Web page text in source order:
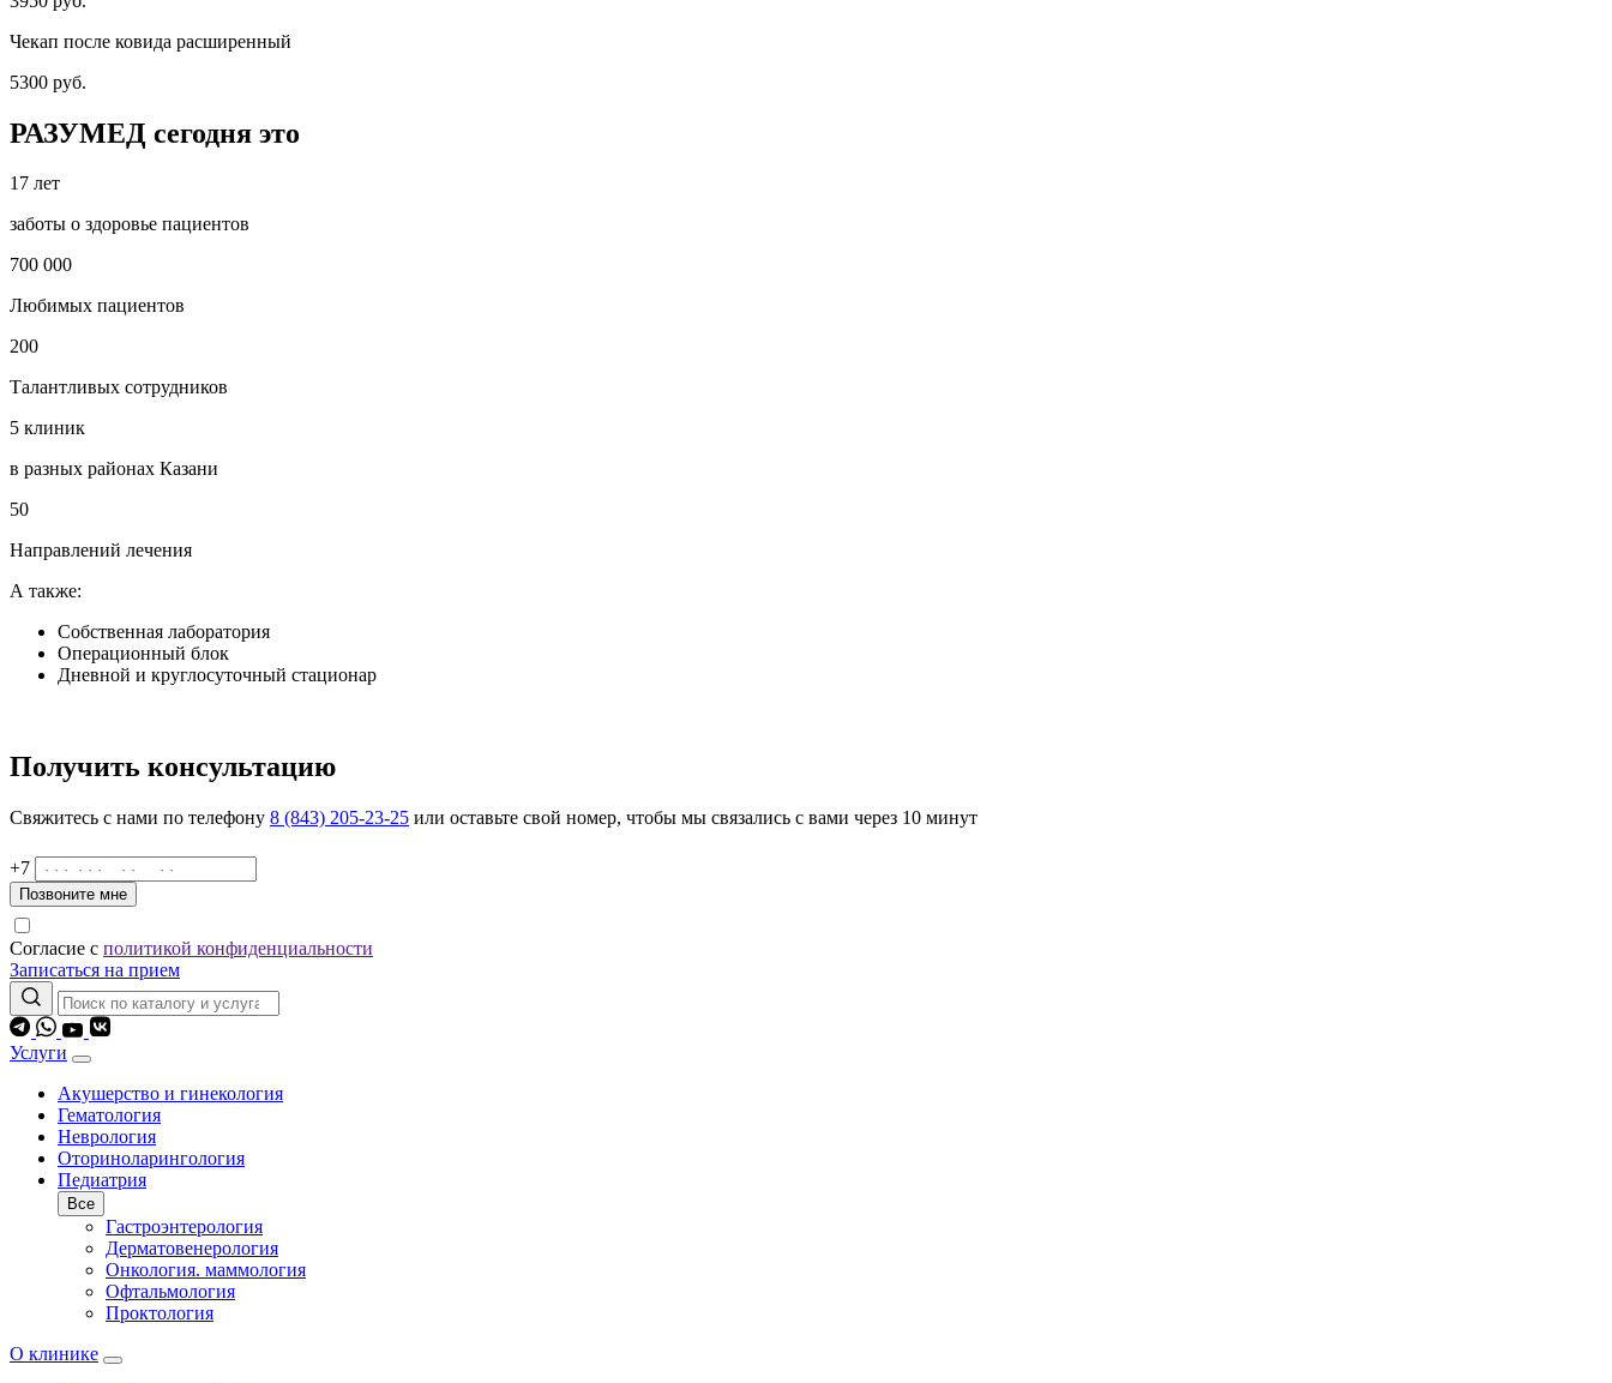
Чекап после ковида расширенный
5300 руб.
РАЗУМЕД сегодня это
17 лет
заботы о здоровье пациентов
700 000
Любимых пациентов
200
Талантливых сотрудников
5 клиник
в разных районах Казани
50
Направлений лечения
А также:
Собственная лаборатория
Операционный блок
Дневной и круглосуточный стационар
Получить консультацию
Свяжитесь с нами по телефону 8 (843) 205-23-25 или оставьте свой номер, чтобы мы связались с вами через 10 минут
+7
Позвоните мне
Согласие с политикой конфиденциальности
Записаться на прием
Услуги
Акушерство и гинекология
Гематология
Неврология
Оториноларингология
Педиатрия
Все
Гастроэнтерология
Дерматовенерология
Онкология. маммология
Офтальмология
Проктология
О клинике